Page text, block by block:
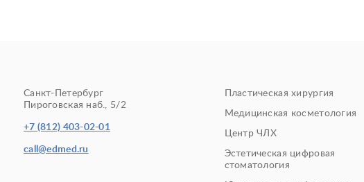
Санкт-Петербург
Пироговская наб., 5/2
+7 (812) 403-02-01
call@edmed.ru
Пластическая хирургия
Медицинская косметология
Центр ЧЛХ
Эстетическая цифровая
стоматология